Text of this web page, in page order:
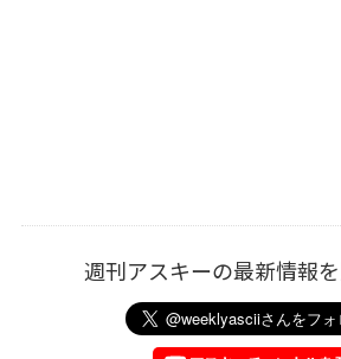
週刊アスキーの最新情報